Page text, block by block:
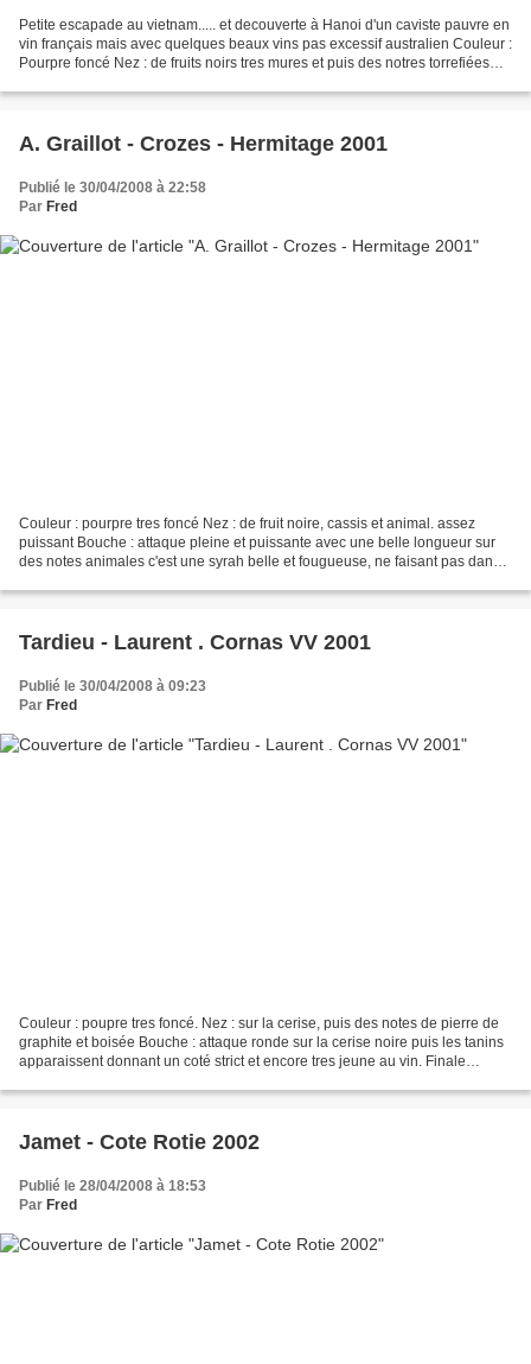
Petite escapade au vietnam..... et decouverte à Hanoi d'un caviste pauvre en
vin français mais avec quelques beaux vins pas excessif australien Couleur :
Pourpre foncé Nez : de fruits noirs tres mures et puis des notres torrefiées
A. Graillot - Crozes - Hermitage 2001
Publié le 30/04/2008 à 22:58
Par Fred
Couleur : pourpre tres foncé Nez : de fruit noire, cassis et animal. assez
puissant Bouche : attaque pleine et puissante avec une belle longueur sur
des notes animales c'est une syrah belle et fougueuse, ne faisant pas dans
Tardieu - Laurent . Cornas VV 2001
Publié le 30/04/2008 à 09:23
Par Fred
Couleur : poupre tres foncé. Nez : sur la cerise, puis des notes de pierre de
graphite et boisée Bouche : attaque ronde sur la cerise noire puis les tanins
apparaissent donnant un coté strict et encore tres jeune au vin. Finale
Jamet - Cote Rotie 2002
Publié le 28/04/2008 à 18:53
Par Fred